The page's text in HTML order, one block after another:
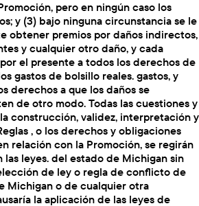
pero en ningún caso los
y (3) bajo ninguna circunstancia se le
obtener premios por daños indirectos,
y cualquier otro daño, y cada
el presente a todos los derechos de
gastos de bolsillo reales. gastos, y
derechos a que los daños se
de otro modo. Todas las cuestiones y
construcción, validez, interpretación y
, o los derechos y obligaciones
relación con la Promoción, se regirán
leyes. del estado de Michigan sin
de ley o regla de conflicto de
Michigan o de cualquier otra
la aplicación de las leyes de